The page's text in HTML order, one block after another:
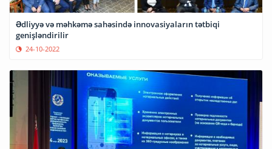
Ədliyyə və məhkəmə sahəsində innovasiyaların tətbiqi
genişləndirilir
24-10-2022